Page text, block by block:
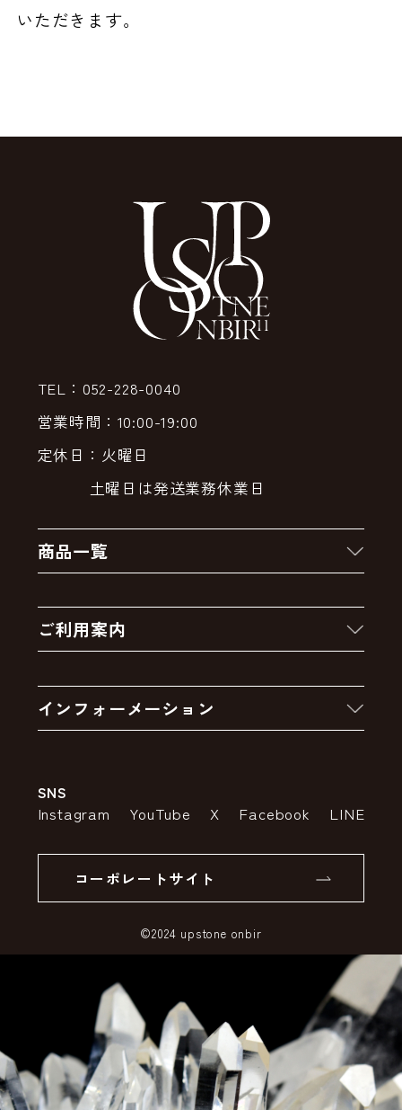
いただきます。
TEL：052-228-0040
営業時間：10:00-19:00
定休日：火曜日
土曜日は発送業務休業日
商品一覧
クーポン
卸販売・大量注文
アウトレットセール
ご利用案内
お支払いについて
インフォーメーション
特定商取引法の表示
SSLサーバー証明書とは
SNS
Instagram YouTube X Facebook LINE
コーポレートサイト
©2024 upstone onbir